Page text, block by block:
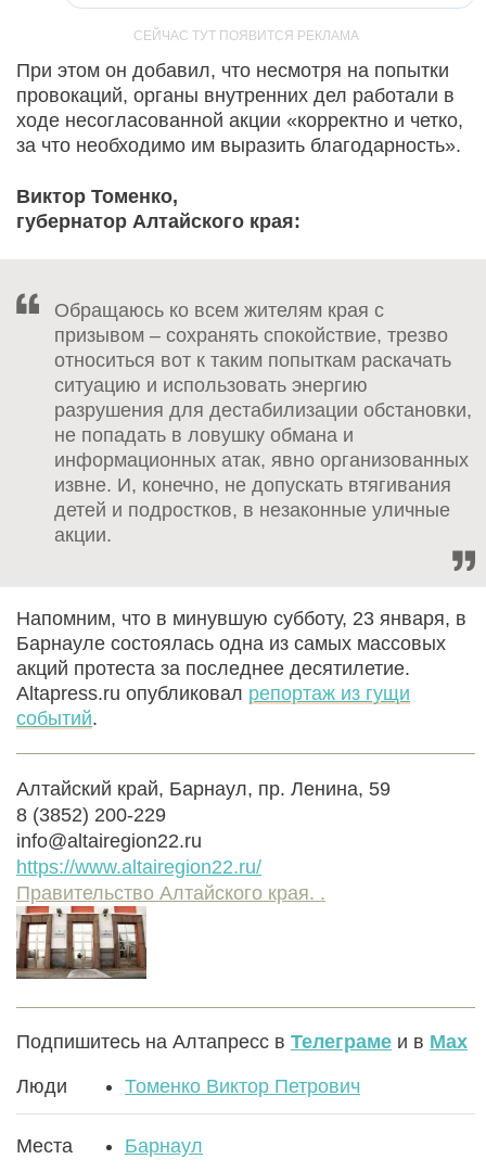
При этом он добавил, что несмотря на попытки
провокаций, органы внутренних дел работали в
ходе несогласованной акции «корректно и четко,
за что необходимо им выразить благодарность».
Виктор Томенко,
губернатор Алтайского края:
Обращаюсь ко всем жителям края с
призывом – сохранять спокойствие, трезво
относиться вот к таким попыткам раскачать
ситуацию и использовать энергию
разрушения для дестабилизации обстановки,
не попадать в ловушку обмана и
информационных атак, явно организованных
извне. И, конечно, не допускать втягивания
детей и подростков, в незаконные уличные
акции.
Напомним, что в минувшую субботу, 23 января, в
Барнауле состоялась одна из самых массовых
акций протеста за последнее десятилетие.
Altapress.ru опубликовал репортаж из гущи
событий.
Алтайский край, Барнаул, пр. Ленина, 59
8 (3852) 200-229
info@altairegion22.ru
https://www.altairegion22.ru/
Правительство Алтайского края. .
Подпишитесь на Алтапресс в Телеграме и в Max
Люди Томенко Виктор Петрович
Места Барнаул